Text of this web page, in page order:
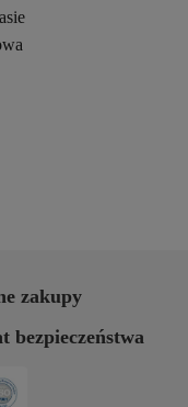
zakupy
bezpieczeństwa